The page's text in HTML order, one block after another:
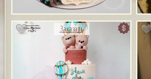
3 Заказать